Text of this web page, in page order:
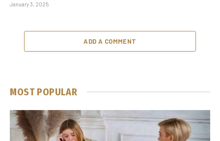
January 3, 2025
ADD A COMMENT
MOST POPULAR